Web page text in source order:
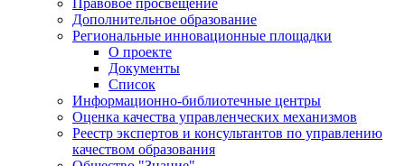
Дополнительное образование
Региональные инновационные площадки
О проекте
Документы
Список
Информационно-библиотечные центры
Оценка качества управленческих механизмов
Реестр экспертов и консультантов по управлению
качеством образования